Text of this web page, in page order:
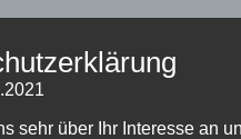
sehr über Ihr Interesse an